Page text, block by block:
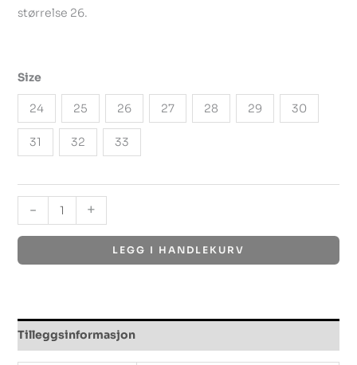
størrelse 26.
Size
24 25 26 27 28 29 30
31 32 33
- +
LEGG I HANDLEKURV
Tilleggsinformasjon